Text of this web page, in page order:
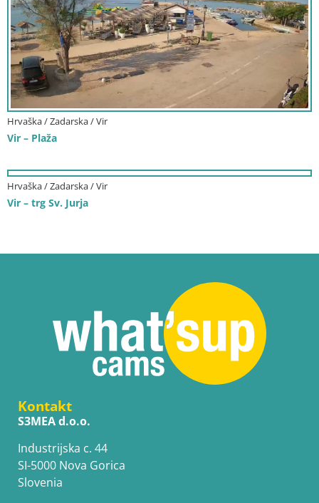
Hrvaška / Zadarska / Vir
Vir – Plaža
Hrvaška / Zadarska / Vir
Vir – trg Sv. Jurja
Kontakt
S3MEA d.o.o.
Industrijska c. 44
SI-5000 Nova Gorica
Slovenia